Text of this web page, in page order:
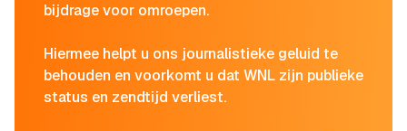
bijdrage voor omroepen.
Hiermee helpt u ons journalistieke geluid te
behouden en voorkomt u dat WNL zijn publieke
status en zendtijd verliest.